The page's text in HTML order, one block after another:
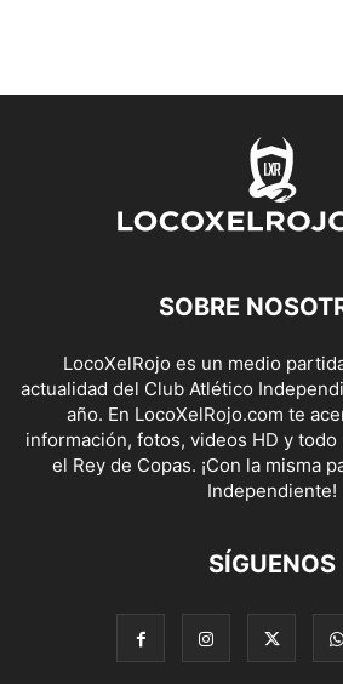
SOBRE
LocoXelRojo es un medio
actualidad del Club Atlético
año. En LocoXelRojo.com te
información, fotos, videos HD y
el Rey de Copas. ¡Con la misma
Independiente!
SÍGUENOS